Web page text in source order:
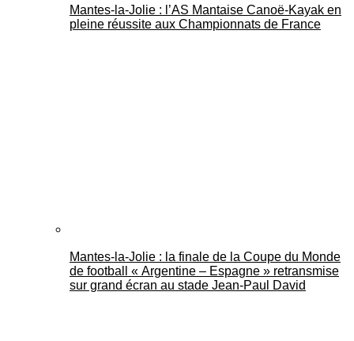
Mantes-la-Jolie : l’AS Mantaise Canoë‑Kayak en
pleine réussite aux Championnats de France
Mantes-la-Jolie : la finale de la Coupe du Monde
de football « Argentine – Espagne » retransmise
sur grand écran au stade Jean-Paul David